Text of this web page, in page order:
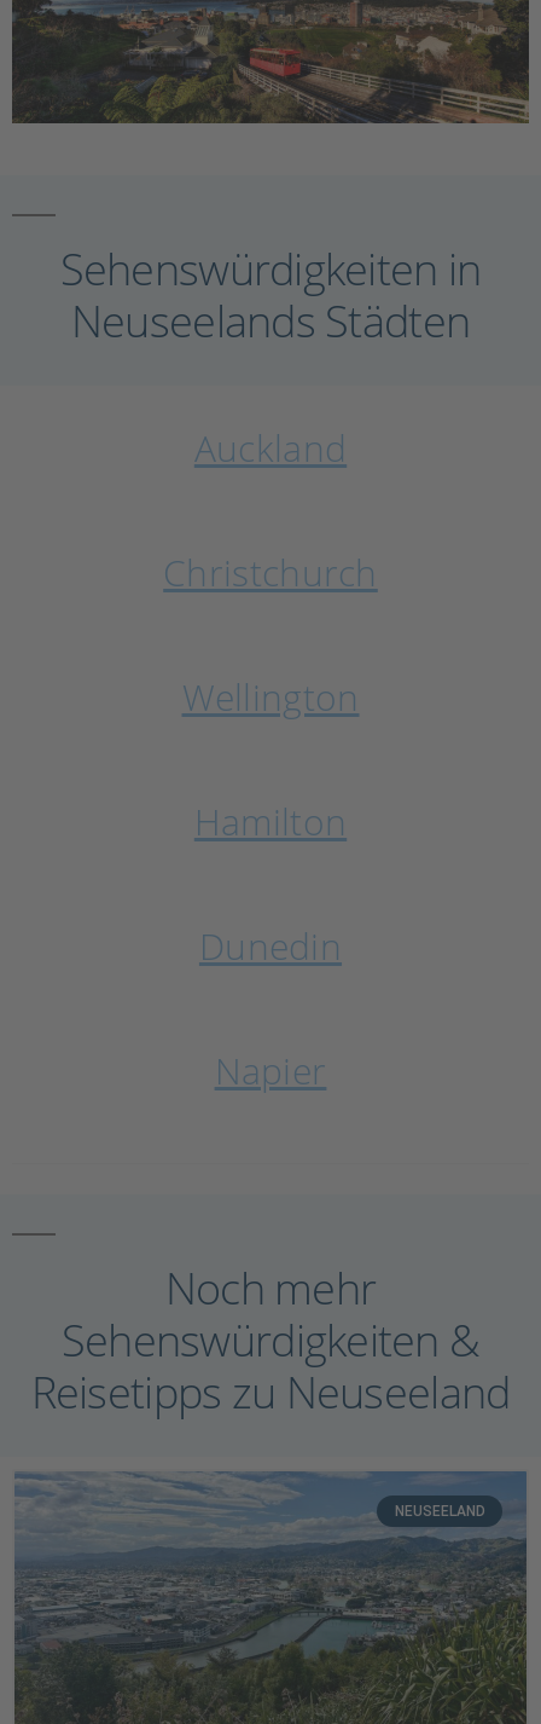
Sehenswürdigkeiten in
Neuseelands Städten
Auckland
Christchurch
Wellington
Hamilton
Dunedin
Napier
Noch mehr
Sehenswürdigkeiten &
Reisetipps zu Neuseeland
NEUSEELAND